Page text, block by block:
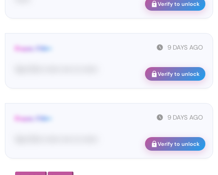
Verify to unlock
9 DAYS AGO
From: FIN••
Verify to unlock
9 DAYS AGO
From: FIN••
Verify to unlock